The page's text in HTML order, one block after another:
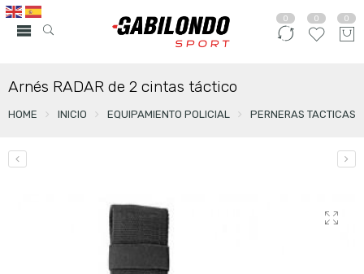
0 0 0
Arnés RADAR de 2 cintas táctico
HOME INICIO EQUIPAMIENTO POLICIAL PERNERAS TACTICAS